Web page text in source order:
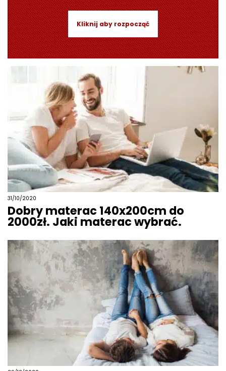
Kliknij aby rozpocząć
31/10/2020
Dobry materac 140x200cm do
2000zł. Jaki materac wybrać.